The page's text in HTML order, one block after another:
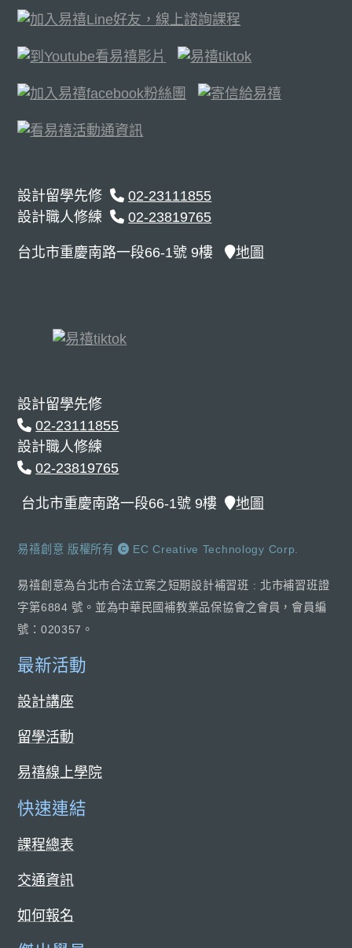
設計留學先修
02-23111855
設計職人修練
02-23819765
台北市重慶南路一段66-1號 9樓 地圖
設計留學先修
02-23111855
設計職人修練
02-23819765
台北市重慶南路一段66-1號 9樓 地圖
易禧創意 版權所有 EC Creative Technology Corp.
易禧創意為台北市合法立案之短期設計補習班 : 北市補習班證
字第6884 號。並為中華民國補教業品保協會之會員，會員編
號：020357。
最新活動
設計講座
留學活動
易禧線上學院
快速連結
課程總表
交通資訊
如何報名